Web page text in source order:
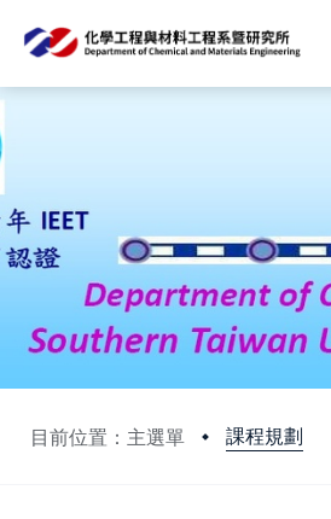
目前位置：主選單 課程規劃
:::